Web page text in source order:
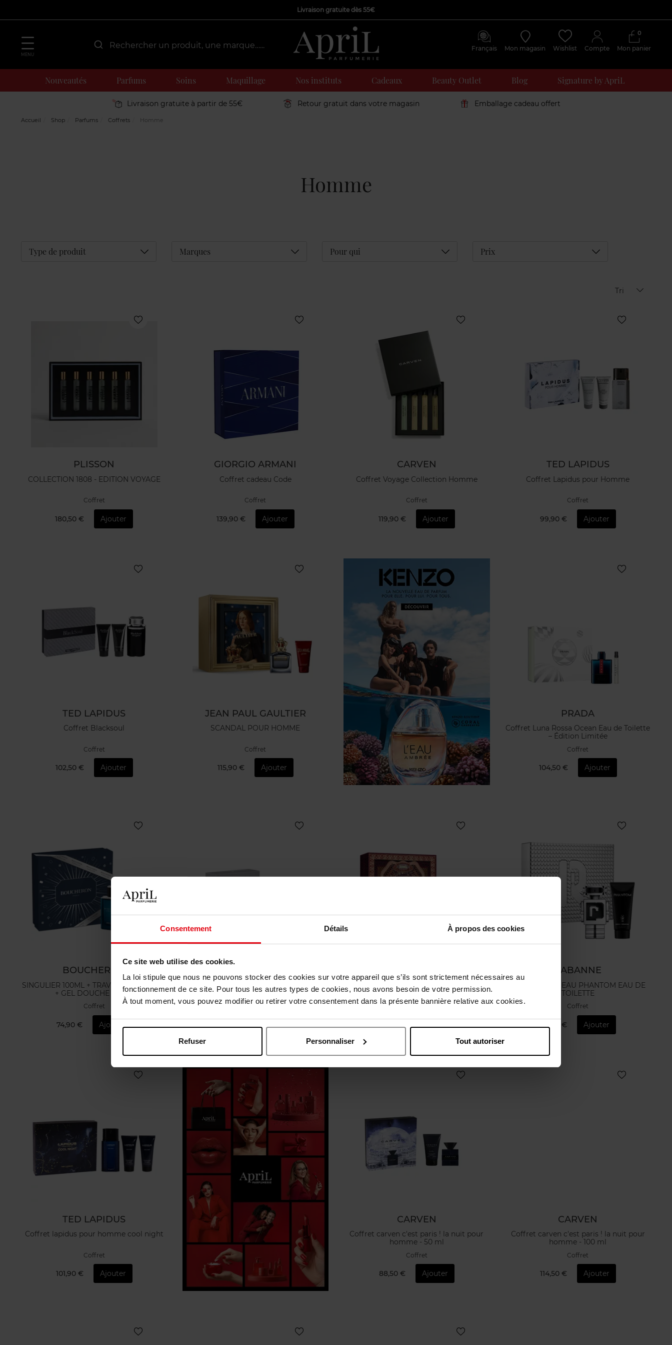
Consentement Détails À propos des cookies
Ce site web utilise des cookies.
La loi stipule que nous ne pouvons stocker des cookies sur votre appareil que s’ils sont strictement nécessaires au
fonctionnement de ce site. Pour tous les autres types de cookies, nous avons besoin de votre permission.
À tout moment, vous pouvez modifier ou retirer votre consentement dans la présente bannière relative aux cookies.
Refuser Personnaliser Tout autoriser
Livraison gratuite dès 55€
MENU
Français Mon magasin Wishlist Compte Mon panier
0
Nouveautés Parfums Soins Maquillage Nos instituts Cadeaux Beauty Outlet Blog Signature by ApriL
Livraison gratuite à partir de 55€ Retour gratuit dans votre magasin Emballage cadeau offert
Accueil Shop Parfums Coffrets Homme
Homme
Type de produit Déplier Marques Déplier Pour qui Déplier Prix Déplier
Tri
PLISSON
COLLECTION 1808 - EDITION VOYAGE
Coffret
180,50 € Ajouter
GIORGIO ARMANI
Coffret cadeau Code
Coffret
139,90 € Ajouter
CARVEN
Coffret Voyage Collection Homme
Coffret
119,90 € Ajouter
TED LAPIDUS
Coffret Lapidus pour Homme
Coffret
99,90 € Ajouter
TED LAPIDUS
Coffret Blacksoul
Coffret
102,50 € Ajouter
JEAN PAUL GAULTIER
SCANDAL POUR HOMME
Coffret
115,90 € Ajouter
PRADA
Coffret Luna Rossa Ocean Eau de Toilette
– Édition Limitée
Coffret
104,50 € Ajouter
BOUCHERON
SINGULIER 100ML + TRAVEL SPRAY 7.5ML
+ GEL DOUCHE 100ML
Coffret
74,90 € Ajouter
EXPLORER + TRAVEL SPRAY + GEL
DOUCHE
Coffret
78,50 € Ajouter
COFFRET CADEAU SCANDAL POUR
HOMME EAU DE TOILETTE
Coffret
118,50 € Ajouter
RABANNE
COFFRET CADEAU PHANTOM EAU DE
TOILETTE
Coffret
113,90 € Ajouter
TED LAPIDUS
Coffret lapidus pour homme cool night
Coffret
101,90 € Ajouter
CARVEN
Coffret carven c'est paris ! la nuit pour
homme - 50 ml
Coffret
88,50 € Ajouter
CARVEN
Coffret carven c'est paris ! la nuit pour
homme - 100 ml
Coffret
114,50 € Ajouter